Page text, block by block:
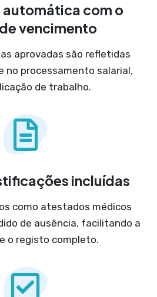
com o
vencimento
aprovadas são refletidas
processamento salarial,
de trabalho.
incluídas
como atestados médicos
de ausência, facilitando a
o registo completo.